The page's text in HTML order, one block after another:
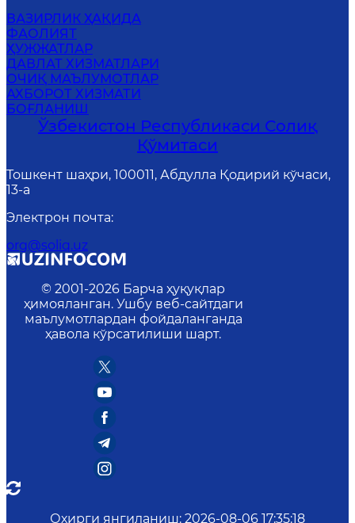
ВАЗИРЛИК ҲАҚИДА
ФАОЛИЯТ
ҲУЖЖАТЛАР
ДАВЛАТ ХИЗМАТЛАРИ
ОЧИҚ МАЪЛУМОТЛАР
АХБОРОТ ХИЗМАТИ
БОҒЛАНИШ
Ўзбекистон Республикаси Солиқ
Қўмитаси
Тошкент шаҳри, 100011, Абдулла Қодирий кўчаси,
13-a
Электрон почта:
org@soliq.uz
© 2001-2026 Барча ҳуқуқлар
ҳимояланган. Ушбу веб-сайтдаги
маълумотлардан фойдаланганда
ҳавола кўрсатилиши шарт.
Охирги янгиланиш: 2026-08-06 17:35:18